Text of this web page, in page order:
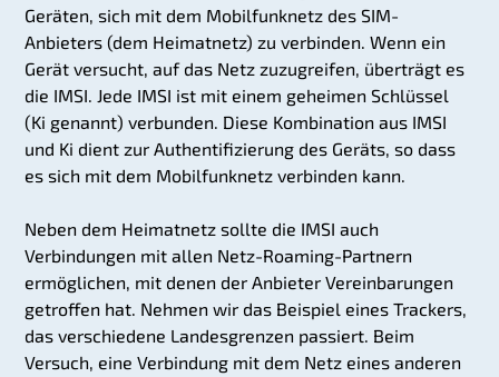
Geräten, sich mit dem Mobilfunknetz des SIM-
Anbieters (dem Heimatnetz) zu verbinden. Wenn ein
Gerät versucht, auf das Netz zuzugreifen, überträgt es
die IMSI. Jede IMSI ist mit einem geheimen Schlüssel
(Ki genannt) verbunden. Diese Kombination aus IMSI
und Ki dient zur Authentifizierung des Geräts, so dass
es sich mit dem Mobilfunknetz verbinden kann.
Neben dem Heimatnetz sollte die IMSI auch
Verbindungen mit allen Netz-Roaming-Partnern
ermöglichen, mit denen der Anbieter Vereinbarungen
getroffen hat. Nehmen wir das Beispiel eines Trackers,
das verschiedene Landesgrenzen passiert. Beim
Versuch, eine Verbindung mit dem Netz eines anderen